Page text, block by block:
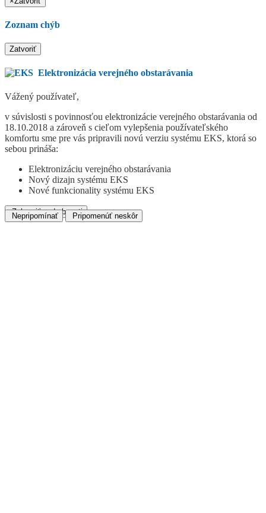
Zoznam chýb
Zatvoriť
Elektronizácia verejného obstarávania
Vážený používateľ,
v súvislosti s povinnosťou elektronizácie verejného obstarávania od
18.10.2018 a zároveň s cieľom vylepšenia používateľského
komfortu sme pre vás pripravili novú verziu systému EKS, ktorá so
sebou prináša:
Elektronizáciu verejného obstarávania
Nový dizajn systému EKS
Nové funkcionality systému EKS
Zobraziť podrobnosti
Nepripomínať Pripomenúť neskôr